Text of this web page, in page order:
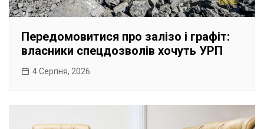
Передомовитися про залізо і графіт:
власники спецдозволів хочуть УРП
4 Серпня, 2026